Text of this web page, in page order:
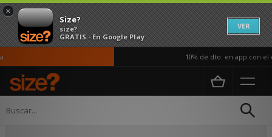
×
Size?
size?
GRATIS - En Google Play
VER
10% de dto. en app con el
Página principal